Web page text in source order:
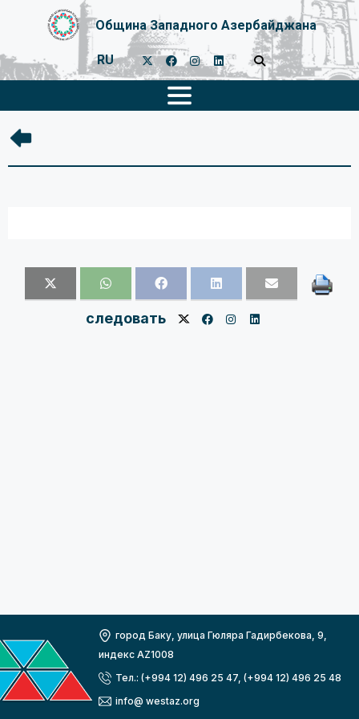
Община Западного Азербайджана
RU
следовать
город Баку, улица Гюляра Гадирбекова, 9,
индекс AZ1008
Тел.: (+994 12) 496 25 47, (+994 12) 496 25 48
info@ westaz.org